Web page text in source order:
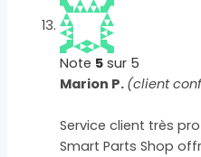
Note 5 sur 5
Marion P. (client
Service client très
Smart Parts Shop